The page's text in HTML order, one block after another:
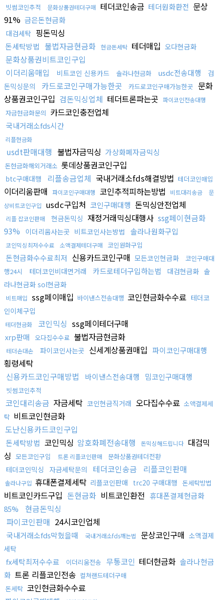
빗썸코인추적 문화상품권테더구매 테더코인송금 테더원화환전 문상
91% 금은돈현금화
대검세탁 핑돈믹싱
돈세탁방법 불법자금현금화 현금돈세탁 테더매입 오다현금화
문화상품권비트코인구입
이더리움매입
비트코인 신용카드 솔라나현금화 usdc전송대행
검
돈믹싱문의
카드로코인구매가능한곳 카드로코인구매가능한곳 문화
상품권코인구입 검돈믹싱업체 테더트론파는곳 파이코인전송대행
자금현금화문의 카드코인충전업체
국내거래소fds시간
리플현금화
usdt판매대행 불법자금믹싱 가상화폐자금믹싱
돈현금화해외거래소 롯데상품권코인구입
btc구매대행 리플송금업체 국내거래소fds해결방법 테더코인매입
이더리움판매 파이코인구매대행 코인추적피하는방법 비트대리송금
문
상비트코인구입
usdc구입처 코인구매대행 돈믹싱안전업체
리플 잡코인판매 현금돈믹싱 재정거래믹싱대행사 ssg페이현금화
93%
이더리움사는곳 비트코인사는방법 솔라나원화구입
코인믹싱최저수수료 소액결제테더구매 코인원화구입
돈현금화수수료최저 신용카드코인구매 모든코인현금화
코인구매대
행24시
테더코인비대면거래 카드로테더구입하는법 대검현금화 솔
라나현금화 sol현금화
비트매입 ssg페이매입 바이낸스전송대행 코인현금화수수료 테더코
인이체구입
테더현금화 코인믹싱 ssg페이테더구매
xrp판매 오다집수수료 불법자금현금화
테더손대손 파이코인사는곳 신세계상품권매입 파이코인구매대행
횡령세탁
신용카드코인구매방법
바이낸스전송대행 밈코인구매대행
빗썸코인추적
코인대리송금 자금세탁 코인현금직거래 오다집수수료 소액결제세
탁 비트코인현금화
도난신용카드코인구입
돈세탁방법 코인믹싱 암호화폐전송대행 돈믹싱해드립니다 대검믹
싱 모든코인구입 트론 리플코인판매 문화상품권테더전환
테더코인믹싱 자금세탁문의 테더코인송금 리플코인판매
솔라나구입 휴대폰결제세탁 리플코인판매 trc20 구매대행 돈세탁방법
비트코인카드구입 돈현금화 비트코인환전 휴대폰결제현금화
85%
현금돈믹싱
파이코인판매 24시코인업체
국내거래소fds막혔을때 국내거래소fds깨는법 문상코인구매 소액결제
세탁
fx세탁최저수수료 이더리움전송 무통코인 테더현금화 솔라나현금
화 트론 리플코인전송 컬쳐랜드테더구매
돈세탁 코인현금화수수료